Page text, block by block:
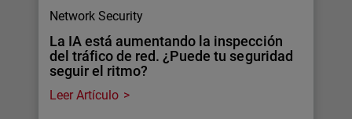
Network Security
La IA está aumentando la inspección
del tráfico de red. ¿Puede tu seguridad
seguir el ritmo?
Leer Artículo